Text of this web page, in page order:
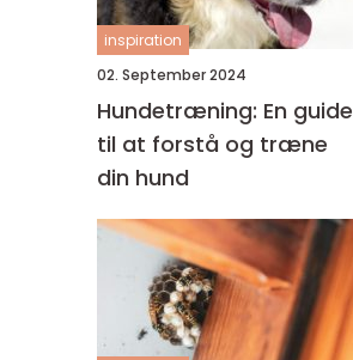
inspiration
02. September 2024
Hundetræning: En guide
til at forstå og træne
din hund